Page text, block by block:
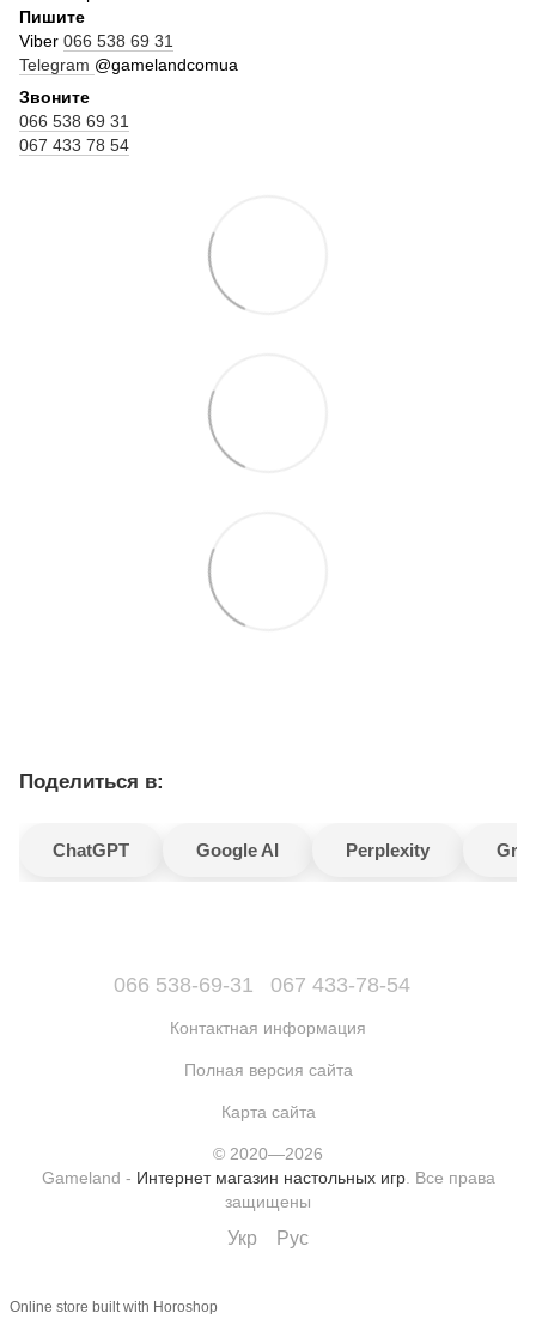
Пишите
Viber 066 538 69 31
Telegram @gamelandcomua
Звоните
066 538 69 31
067 433 78 54
Поделиться в:
ChatGPT Google AI Perplexity
066 538-69-31 067 433-78-54
Контактная информация
Полная версия сайта
Карта сайта
© 2020—2026
Gameland - Интернет магазин настольных игр. Все права
защищены
Укр Рус
Online store built with Horoshop